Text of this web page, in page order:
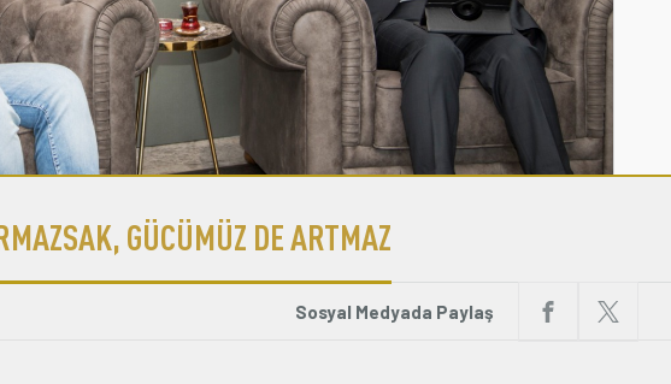
GÜCÜMÜZ DE ARTMAZ
Sosyal Medyada Paylaş